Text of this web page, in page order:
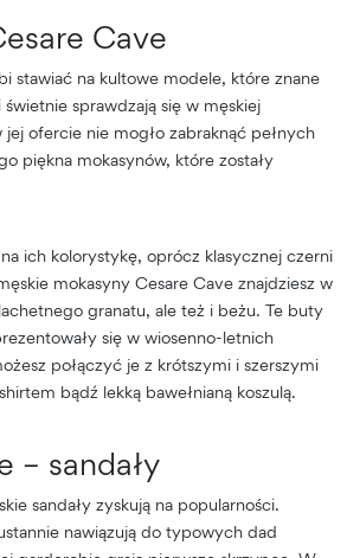
Cave
stawiać na kultowe modele, które znane
sprawdzają się w męskiej
ofercie nie mogło zabraknąć pełnych
piękna mokasynów, które zostały
ich kolorystykę, oprócz klasycznej czerni
mokasyny Cesare Cave znajdziesz w
granatu, ale też i beżu. Te buty
się w wiosenno-letnich
połączyć je z krótszymi i szerszymi
bądź lekką bawełnianą koszulą.
– sandały
sandały zyskują na popularności.
nawiązują do typowych dad